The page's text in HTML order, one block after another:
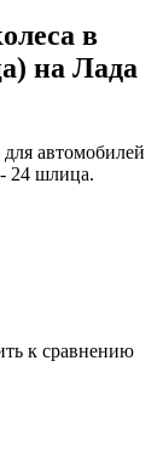
в
на Лада
автомобилей
24 шлица.
к сравнению